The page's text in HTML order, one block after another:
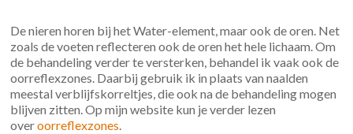
De nieren horen bij het Water-element, maar ook de oren. Net
zoals de voeten reflecteren ook de oren het hele lichaam. Om
de behandeling verder te versterken, behandel ik vaak ook de
oorreflexzones. Daarbij gebruik ik in plaats van naalden
meestal verblijfskorreltjes, die ook na de behandeling mogen
blijven zitten. Op mijn website kun je verder lezen
overoorreflexzones.